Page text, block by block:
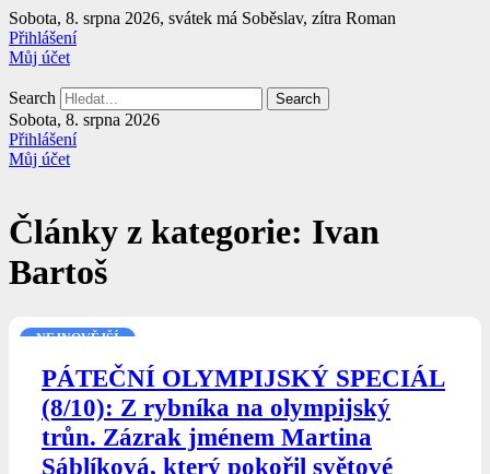
Přejít
k
obsahu
Sobota, 8. srpna 2026, svátek má Soběslav, zítra Roman
Přihlášení
Můj účet
Search Search
Sobota, 8. srpna 2026
Přihlášení
Můj účet
Články z kategorie: Ivan
Bartoš
NEJNOVĚJŠÍ
PÁTEČNÍ OLYMPIJSKÝ SPECIÁL
(8/10): Z rybníka na olympijský
trůn. Zázrak jménem Martina
Sáblíková, který pokořil světové